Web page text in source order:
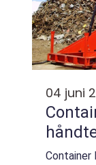
04 juni
Container